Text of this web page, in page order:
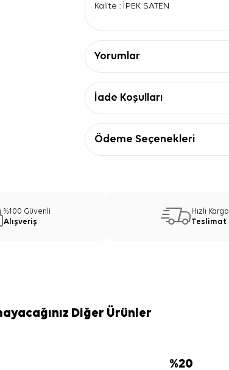
Kalite : İPEK SATEN
Yorumlar
İade Koşulları
Ödeme Seçenekleri
%100 Güvenli
Alışveriş
Hızlı Kargo
Teslimat
Diğer Ürünler
%20